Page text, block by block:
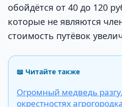
обойдётся от 40 до 120
которые не являются
стоимость путёвок
📖 Читайте также
Огромный медведь
окрестностях